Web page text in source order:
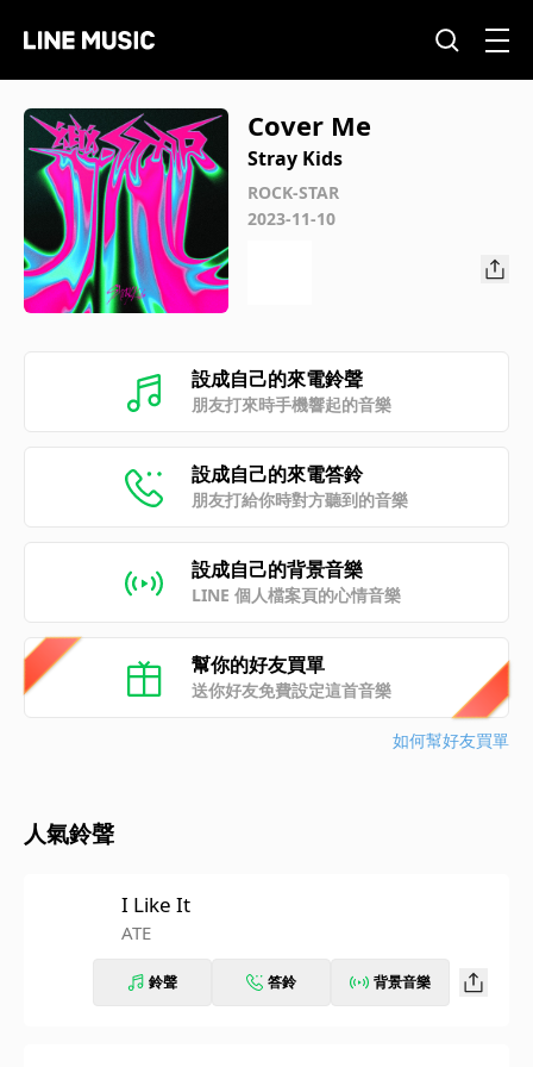
Cover Me
Stray Kids
ROCK-STAR
2023-11-10
設成自己的來電鈴聲
朋友打來時手機響起的音樂
設成自己的來電答鈴
朋友打給你時對方聽到的音樂
設成自己的背景音樂
LINE 個人檔案頁的心情音樂
幫你的好友買單
送你好友免費設定這首音樂
如何幫好友買單
人氣鈴聲
I Like It
ATE
鈴聲 答鈴 背景音樂